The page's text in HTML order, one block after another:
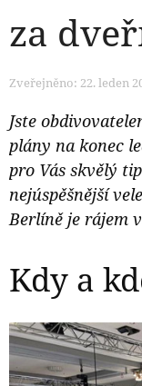
za
Zveřejněno: 22. leden
Jste
plány na konec
pro Vás skvělý
nejúspěšnější
Berlíně je rájem
Kdy a